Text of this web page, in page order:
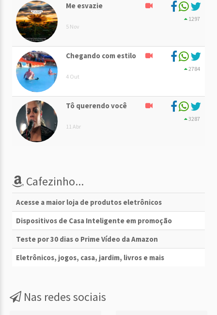
Me esvazie
5 Nov
1297
Chegando com estilo
4 Out
2784
Tô querendo você
11 Abr
3287
Cafezinho...
Acesse a maior loja de produtos eletrônicos
Dispositivos de Casa Inteligente em promoção
Teste por 30 dias o Prime Vídeo da Amazon
Eletrônicos, jogos, casa, jardim, livros e mais
Nas redes sociais